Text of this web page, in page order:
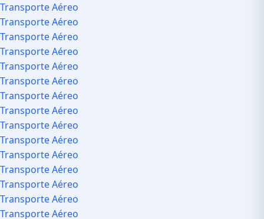
Transporte Aéreo
Transporte Aéreo
Transporte Aéreo
Transporte Aéreo
Transporte Aéreo
Transporte Aéreo
Transporte Aéreo
Transporte Aéreo
Transporte Aéreo
Transporte Aéreo
Transporte Aéreo
Transporte Aéreo
Transporte Aéreo
Transporte Aéreo
Transporte Aéreo